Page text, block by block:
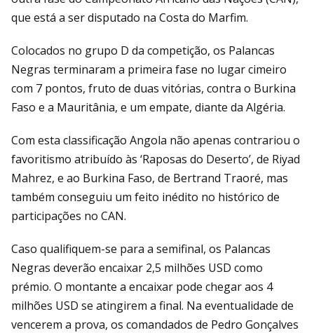
que está a ser disputado na Costa do Marfim.
Colocados no grupo D da competição, os Palancas
Negras terminaram a primeira fase no lugar cimeiro
com 7 pontos, fruto de duas vitórias, contra o Burkina
Faso e a Mauritânia, e um empate, diante da Algéria.
Com esta classificação Angola não apenas contrariou o
favoritismo atribuído às ‘Raposas do Deserto’, de Riyad
Mahrez, e ao Burkina Faso, de Bertrand Traoré, mas
também conseguiu um feito inédito no histórico de
participações no CAN.
Caso qualifiquem-se para a semifinal, os Palancas
Negras deverão encaixar 2,5 milhões USD como
prémio. O montante a encaixar pode chegar aos 4
milhões USD se atingirem a final. Na eventualidade de
vencerem a prova, os comandados de Pedro Gonçalves